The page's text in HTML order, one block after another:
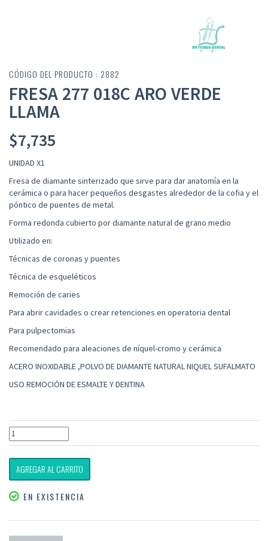
CÓDIGO DEL PRODUCTO : 2882
FRESA 277 018C ARO VERDE
LLAMA
$7,735
UNIDAD X1
Fresa de diamante sinterizado que sirve para dar anatomía en la
cerámica o para hacer pequeños desgastes alrededor de la cofia y el
póntico de puentes de metal.
Forma redonda cubierto por diamante natural de grano medio
Utilizado en:
Técnicas de coronas y puentes
Técnica de esqueléticos
Remoción de caries
Para abrir cavidades o crear retenciones en operatoria dental
Para pulpectomias
Recomendado para aleaciones de níquel-cromo y cerámica
ACERO INOXIDABLE ,POLVO DE DIAMANTE NATURAL NIQUEL SUFALMATO
USO REMOCIÓN DE ESMALTE Y DENTINA
AGREGAR AL CARRITO
EN EXISTENCIA